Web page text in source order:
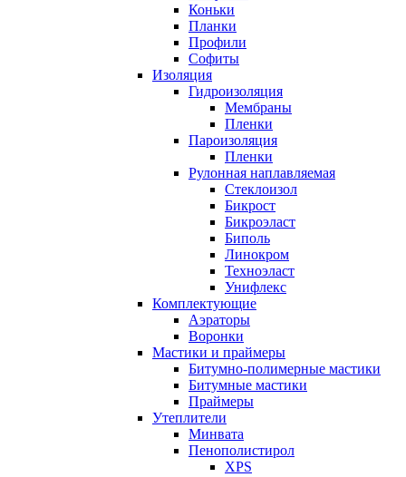
Коньки
Планки
Профили
Софиты
Изоляция
Гидроизоляция
Мембраны
Пленки
Пароизоляция
Пленки
Рулонная наплавляемая
Cтеклоизол
Бикрост
Бикроэласт
Биполь
Линокром
Техноэласт
Унифлекс
Комплектующие
Аэраторы
Воронки
Мастики и праймеры
Битумно-полимерные мастики
Битумные мастики
Праймеры
Утеплители
Минвата
Пенополистирол
XPS